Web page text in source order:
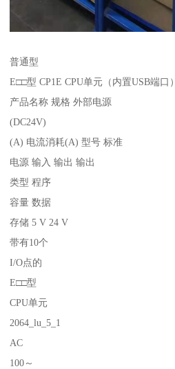
普通型
E□□型 CP1E CPU单元（内置USB端口）
产品名称 规格 外部电源
(DC24V)
(A) 电流消耗(A) 型号 标准
电源 输入 输出 输出
类型 程序
容量 数据
存储 5 V 24 V
带有10个
I/O点的
E□□型
CPU单元
2064_lu_5_1
AC
100～